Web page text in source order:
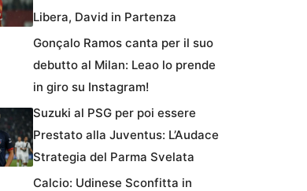
Libera, David in Partenza
Gonçalo Ramos canta per il suo
debutto al Milan: Leao lo prende
in giro su Instagram!
Suzuki al PSG per poi essere
Prestato alla Juventus: L’Audace
Strategia del Parma Svelata
Calcio: Udinese Sconfitta in